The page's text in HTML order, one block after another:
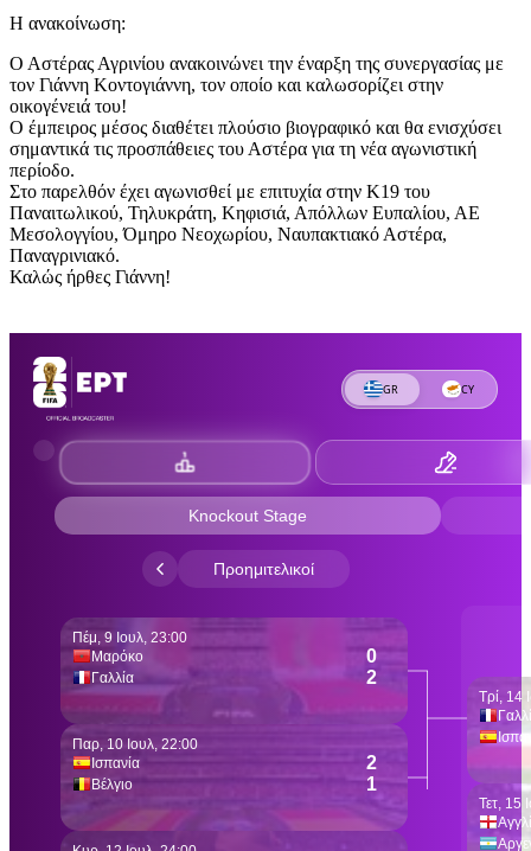
Η ανακοίνωση:
Ο Αστέρας Αγρινίου ανακοινώνει την έναρξη της συνεργασίας με
τον Γιάννη Κοντογιάννη, τον οποίο και καλωσορίζει στην
οικογένειά του!
Ο έμπειρος μέσος διαθέτει πλούσιο βιογραφικό και θα ενισχύσει
σημαντικά τις προσπάθειες του Αστέρα για τη νέα αγωνιστική
περίοδο.
Στο παρελθόν έχει αγωνισθεί με επιτυχία στην Κ19 του
Παναιτωλικού, Τηλυκράτη, Κηφισιά, Απόλλων Ευπαλίου, ΑΕ
Μεσολογγίου, Όμηρο Νεοχωρίου, Ναυπακτιακό Αστέρα,
Παναγρινιακό.
Καλώς ήρθες Γιάννη!